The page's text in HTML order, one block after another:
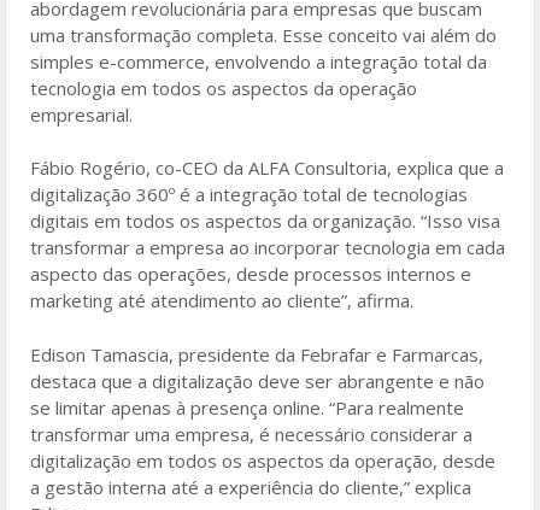
k
abordagem revolucionária para empresas que buscam
uma transformação completa. Esse conceito vai além do
simples e-commerce, envolvendo a integração total da
tecnologia em todos os aspectos da operação
empresarial.
Fábio Rogério, co-CEO da ALFA Consultoria, explica que a
digitalização 360º é a integração total de tecnologias
digitais em todos os aspectos da organização. “Isso visa
transformar a empresa ao incorporar tecnologia em cada
aspecto das operações, desde processos internos e
marketing até atendimento ao cliente”, afirma.
Edison Tamascia, presidente da Febrafar e Farmarcas,
destaca que a digitalização deve ser abrangente e não
se limitar apenas à presença online. “Para realmente
transformar uma empresa, é necessário considerar a
digitalização em todos os aspectos da operação, desde
a gestão interna até a experiência do cliente,” explica